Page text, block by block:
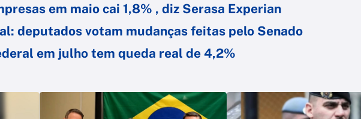
em maio cai 1,8% , diz Serasa Experian
deputados votam mudanças feitas pelo Senado
em julho tem queda real de 4,2%